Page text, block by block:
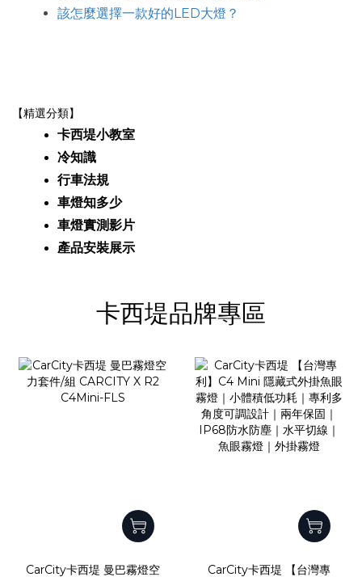
該怎麼選擇一款好的LED大燈？
【精選分類】
卡西堤小教室
冷知識
行車法規
車燈知多少
車燈實測影片
產品安裝展示
卡西堤品牌專區
CarCity卡西堤 曼巴霧燈空 CarCity卡西堤 【台灣專